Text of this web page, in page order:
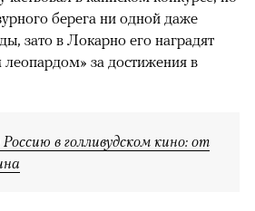
берега ни одной даже
зато в Локарно его наградят
за достижения в
в голливудском кино: от